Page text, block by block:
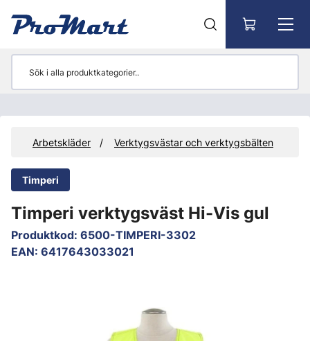
Arbetskläder Verktygsvästar och verktygsbälten
Timperi
Timperi verktygsväst Hi-Vis gul
Produktkod: 6500-TIMPERI-3302
EAN: 6417643033021